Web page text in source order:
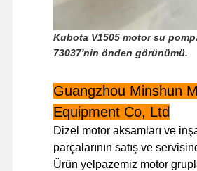
Evde Ürün VR
Fabrika Turu Kalite Kontrol
Kubota V1505 motor su
73037'nin önden görünümü.
Guangzhou Minshun
Equipment Co, Ltd
Dizel motor aksamları ve
parçalarının satış ve
Ürün yelpazemiz motor